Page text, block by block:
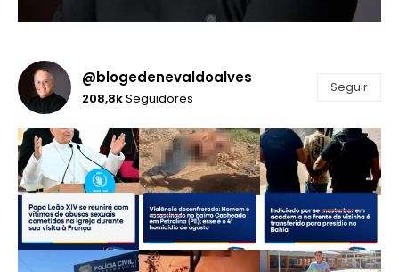
@blogedenevaldoalves
208,8kSeguidores
Seguir